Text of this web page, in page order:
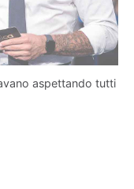
aspettando tutti